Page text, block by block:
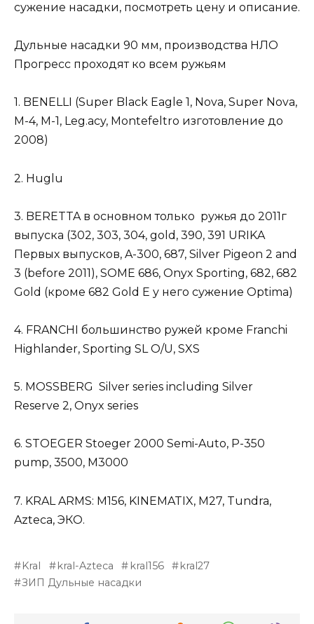
сужение насадки, посмотреть цену и описание.
Дульные насадки 90 мм, производства НЛО
Прогресс проходят ко всем ружьям
1. BENELLI (Super Black Eagle 1, Nova, Super Nova,
M-4, M-1, Leg.acy, Montefeltro изготовление до
2008)
2. Huglu
3. BERETTA в основном только ружья до 2011г
выпуска (302, 303, 304, gold, 390, 391 URIKA
Первых выпусков, A-300, 687, Silver Pigeon 2 and
3 (before 2011), SOME 686, Onyx Sporting, 682, 682
Gold (кроме 682 Gold E у него сужение Optima)
4. FRANCHI большинство ружей кроме Franchi
Highlander, Sporting SL O/U, SXS
5. MOSSBERG Silver series including Silver
Reserve 2, Onyx series
6. STOEGER Stoeger 2000 Semi-Auto, P-350
pump, 3500, M3000
7. KRAL ARMS: М156, KINEMATIX, M27, Tundra,
Azteca, ЭКО.
Kral kral-Azteca kral156
kral27
ЗИП Дульные насадки